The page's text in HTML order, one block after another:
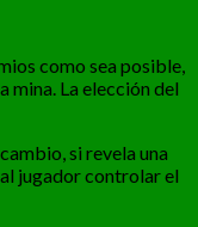
como sea posible,
mina. La elección del
si revela una
jugador controlar el